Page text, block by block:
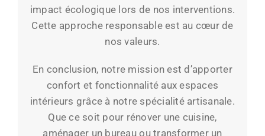
impact écologique lors de nos interventions.
Cette approche responsable est au cœur de
nos valeurs.
En conclusion, notre mission est d’apporter
confort et fonctionnalité aux espaces
intérieurs grâce à notre spécialité artisanale.
Que ce soit pour rénover une cuisine,
aménager un bureau ou transformer un